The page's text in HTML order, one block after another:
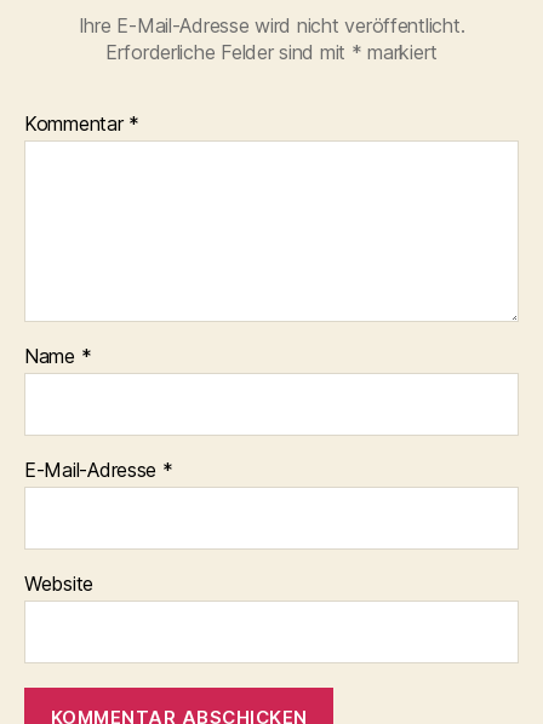
Ihre E-Mail-Adresse wird nicht veröffentlicht.
Erforderliche Felder sind mit * markiert
Kommentar *
Name *
E-Mail-Adresse *
Website